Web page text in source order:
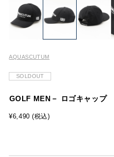
AQUASCUTUM
SOLDOUT
GOLF MEN－ ロゴキャップ
¥6,490 (税込)